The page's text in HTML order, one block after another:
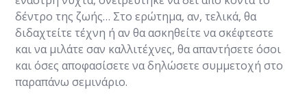
δέντρο της ζωής… Στο ερώτημα, αν, τελικά, θα
διδαχτείτε τέχνη ή αν θα ασκηθείτε να σκέφτεστε
και να μιλάτε σαν καλλιτέχνες, θα απαντήσετε όσοι
και όσες αποφασίσετε να δηλώσετε συμμετοχή στο
παραπάνω σεμινάριο.